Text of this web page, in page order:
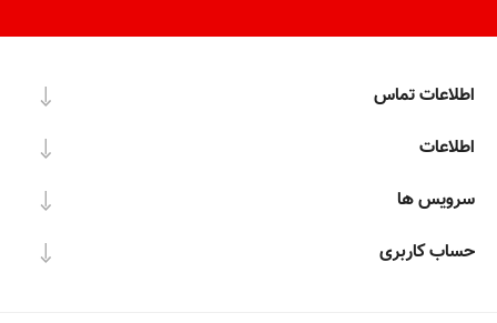
اطلاعات تماس
اطلاعات
سرویس ها
حساب کاربری